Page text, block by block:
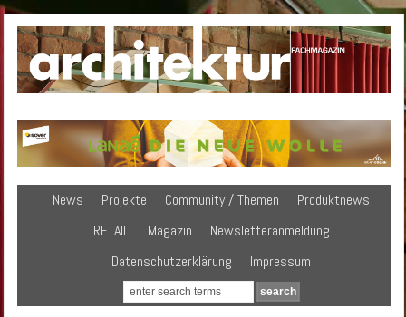
News Projekte Community / Themen
Produktnews
RETAIL
Magazin
Newsletteranmeldung
Datenschutzerklärung
Impressum